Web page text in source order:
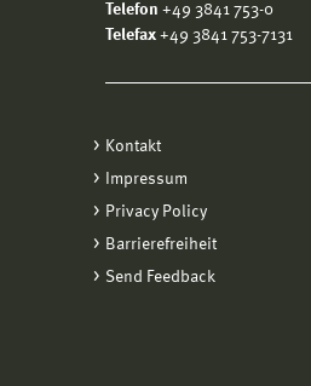
Telefon +49 3841 753-0
Telefax +49 3841 753-7131
Kontakt
Impressum
Privacy Policy
Barrierefreiheit
Send Feedback